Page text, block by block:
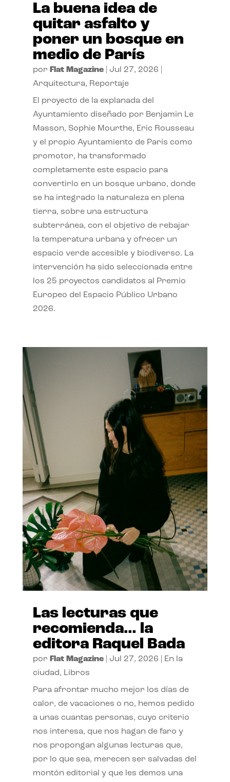
La buena idea de
quitar asfalto y
poner un bosque en
medio de París
por Flat Magazine| Jul 27, 2026
Arquitectura, Reportaje
El proyecto de la explanada del
Ayuntamiento diseñado por Benjamin Le
Masson, Sophie Mourthe, Eric Rousseau
y el propio Ayuntamiento de París como
promotor, ha transformado
completamente este espacio para
convertirlo en un bosque urbano, donde
se ha integrado la naturaleza en plena
tierra, sobre una estructura
subterránea, con el objetivo de rebajar
la temperatura urbana y ofrecer un
espacio verde accesible y biodiverso. La
intervención ha sido seleccionada entre
los 25 proyectos candidatos al Premio
Europeo del Espacio Público Urbano
2026.
Las lecturas que
recomienda… la
editora Raquel Bada
por Flat Magazine| Jul 27, 2026
En la
ciudad, Libros
Para afrontar mucho mejor los días de
calor, de vacaciones o no, hemos pedido
a unas cuantas personas, cuyo criterio
nos interesa, que nos hagan de faro y
nos propongan algunas lecturas que,
por lo que sea, merecen ser salvadas del
montón editorial y que les demos una